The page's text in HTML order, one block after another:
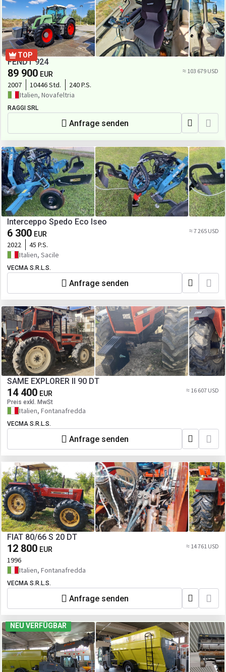
TOP
FENDT 924
89 900 EUR ≈ 103 679 USD
2007 10446 Std.
240 P.S.
Italien, Novafeltria
RAGGI SRL
Anfrage senden
Interceppo Spedo Eco Iseo
6 300 EUR ≈ 7 265 USD
2022
45 P.S.
Italien, Sacile
VECMA S.R.L.S.
Anfrage senden
SAME EXPLORER II 90 DT
14 400 EUR
Preis exkl. MwSt
≈ 16 607 USD
Italien, Fontanafredda
VECMA S.R.L.S.
Anfrage senden
FIAT 80/66 S 20 DT
12 800 EUR ≈ 14 761 USD
1996
Italien, Fontanafredda
VECMA S.R.L.S.
Anfrage senden
NEU VERFÜGBAR